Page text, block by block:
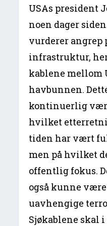
USAs president
noen dager
vurderer angrep
infrastruktur,
kablene mellom
havbunnen.
kontinuerlig
hvilket
tiden har vært
men på hvilket
offentlig fokus.
også kunne
uavhengige
Sjøkablene skal